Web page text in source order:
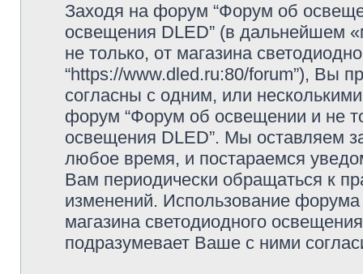
Заходя на форум “Форум об
освещения DLED” (в дальнейшем
не только, от магазина
“https://www.dled.ru:80/forum”), Вы
согласны с одним, или
форум “Форум об освещении и не
освещения DLED”. Мы оставляем
любое время, и постараемся
Вам периодически обращаться к
изменений. Использование
магазина светодиодного
подразумевает Ваше с ними